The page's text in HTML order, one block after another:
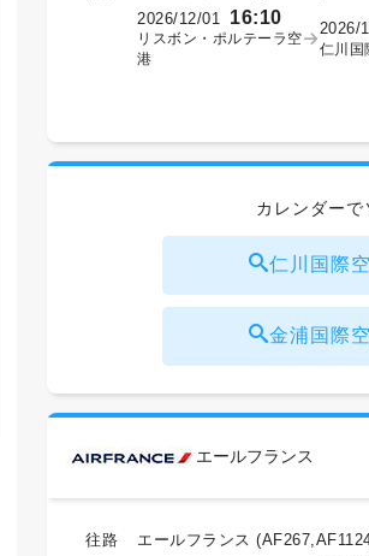
2026/12/01
16:10
リスボン・ポルテーラ空
港
2026/
仁川国
カレンダー
仁川国際
金浦国際
エールフランス
往路 エールフランス (